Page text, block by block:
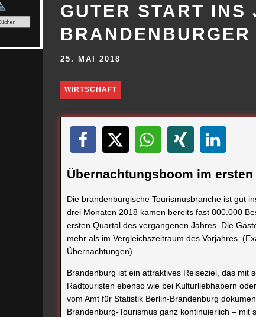
GUTER START INS
25. MAI 2018
WIRTSCHAFT
Übernachtungsboom im ersten
Die brandenburgische Tourismusbranche ist gut
drei Monaten 2018 kamen bereits fast 800.000
ersten Quartal des vergangenen Jahres. Die
mehr als im Vergleichszeitraum des Vorjahres.
Übernachtungen).
Brandenburg ist ein attraktives Reiseziel, das mit
Radtouristen ebenso wie bei Kulturliebhabern
vom Amt für Statistik Berlin-Brandenburg
Brandenburg-Tourismus ganz kontinuierlich –